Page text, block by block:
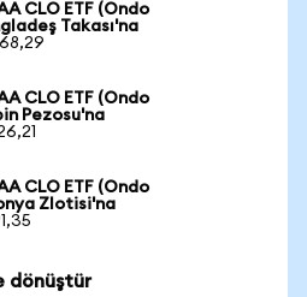
CLO ETF (Ondo
Takası'na
CLO ETF (Ondo
Pezosu'na
CLO ETF (Ondo
Zlotisi'na
dönüştür